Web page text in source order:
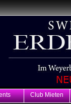
Club Mieten